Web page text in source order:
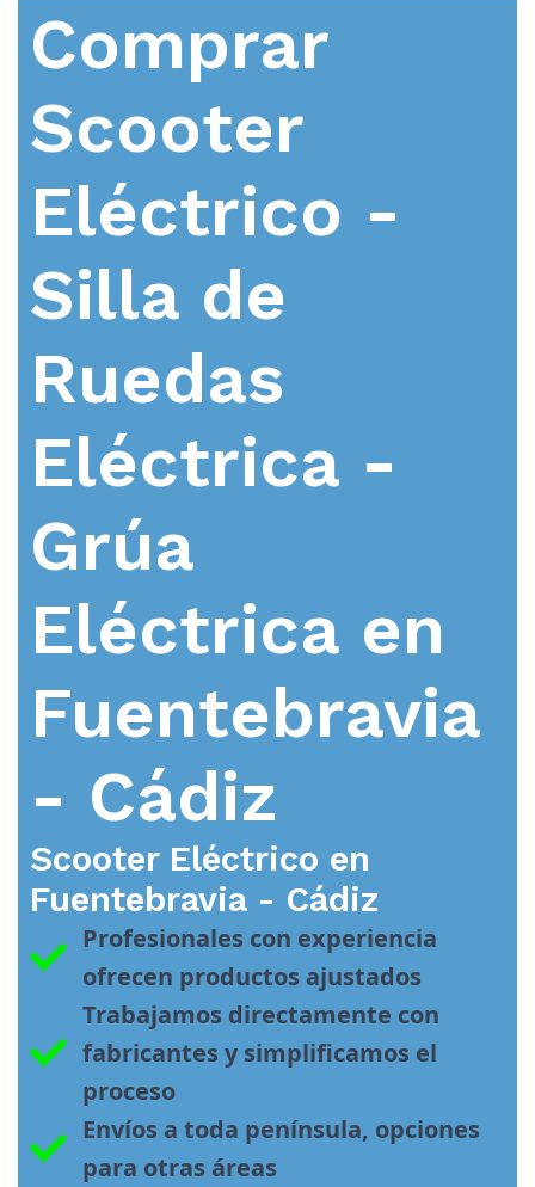
Comprar
Scooter
Eléctrico -
Silla de
Ruedas
Eléctrica -
Grúa
Eléctrica en
Fuentebravia
- Cádiz
Scooter Eléctrico en
Fuentebravia - Cádiz
Profesionales con experiencia
ofrecen productos ajustados
Trabajamos directamente con
fabricantes y simplificamos el
proceso
Envíos a toda península, opciones
para otras áreas